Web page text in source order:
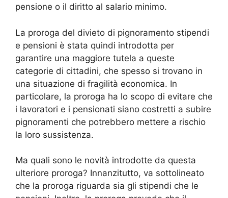
pensione o il diritto al salario minimo.
La proroga del divieto di pignoramento stipendi
e pensioni è stata quindi introdotta per
garantire una maggiore tutela a queste
categorie di cittadini, che spesso si trovano in
una situazione di fragilità economica. In
particolare, la proroga ha lo scopo di evitare che
i lavoratori e i pensionati siano costretti a subire
pignoramenti che potrebbero mettere a rischio
la loro sussistenza.
Ma quali sono le novità introdotte da questa
ulteriore proroga? Innanzitutto, va sottolineato
che la proroga riguarda sia gli stipendi che le